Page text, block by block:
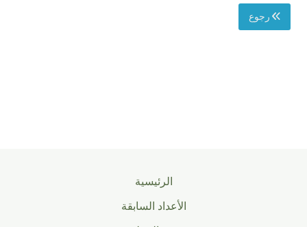
رجوع
الرئيسية
الأعداد السابقة